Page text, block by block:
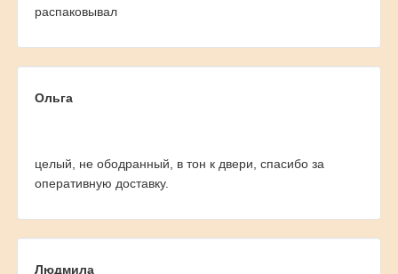
распаковывал
Ольга
целый, не ободранный, в тон к двери, спасибо за
оперативную доставку.
Людмила